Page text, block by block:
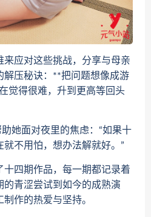
应对这些挑战，分享与母亲
解压秘诀：**把问题想像成游
觉得很难，升到更高等回头
她面对夜里的焦虑：“如果十
不用怕，想办法解就好。”
四期作品，每一期都记录着
青涩尝试到如今的成熟演
作的热爱与坚持。